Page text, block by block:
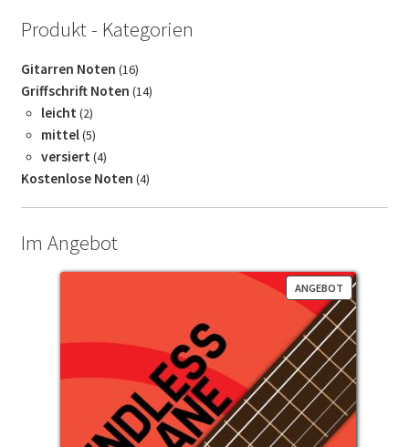
Produkt - Kategorien
Gitarren Noten 1616
Produkte
Griffschrift Noten 1414
leicht 22
Produkte
mittel 55
Produkte
versiert 44
Produkte
Kostenlose Noten 44
Im Angebot
ANGEBOTPRODUKT
IM
ANGEBOT